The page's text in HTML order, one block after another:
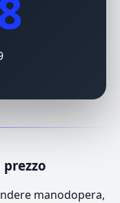
prezzo
manodopera,